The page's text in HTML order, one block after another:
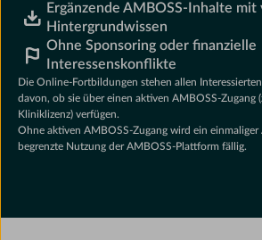
Ergänzende AMBOSS-Inhalte
Hintergrundwissen
Ohne Sponsoring oder finanzielle
Interessenskonflikte
Die Online-Fortbildungen stehen allen
davon, ob sie über einen aktiven AMBOSS-Zugang
Kliniklizenz) verfügen.
Ohne aktiven AMBOSS-Zugang wird ein
begrenzte Nutzung der AMBOSS-Plattform fällig.